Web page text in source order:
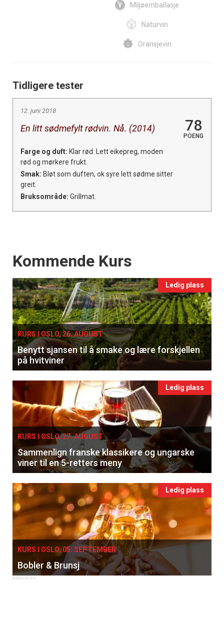
Miljøemballasje
Naturvin
Oransjevin
Tidligere tester
12. juni 2018
En litt sødmefylt rødvin. Nå. (2014) 78
POENG
Farge og duft: Klar rød. Lett eikepreg, moden
rød og mørkere frukt.
Smak: Bløt som duften, ok syre lett sødme sitter
greit.
Bruksområde: Grillmat.
Events
Kommende Kurs
Ledig plass
KURS I OSLO, 26. AUGUST
Benytt sjansen til å smake og lære forskjellen
på hvitviner
Ledig plass
KURS I OSLO, 27. AUGUST
Sammenlign franske klassikere og ungarske
viner til en 5-retters meny
Ledig plass
KURS I OSLO, 05. SEPTEMBER
Bobler & Brunsj